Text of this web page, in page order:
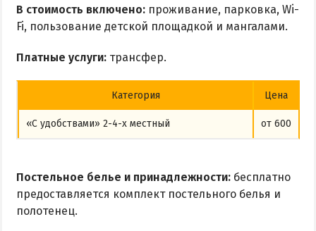
В стоимость включено: проживание, парковка, Wi-
Fi, пользование детской площадкой и мангалами.
Платные услуги: трансфер.
Категория Цена
«С удобствами» 2-4-х местный от 600
Постельное белье и принадлежности: бесплатно
предоставляется комплект постельного белья и
полотенец.